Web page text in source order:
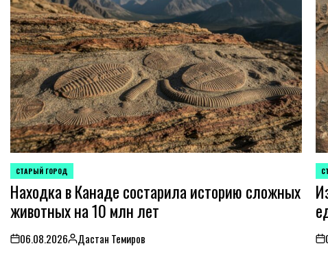
POSTED
IN
СТАРЫЙ ГОРОД
Находка в Канаде состарила историю сложных
животных на 10 млн лет
on06.08.2026Posted
Дастан Темиров
IN
on